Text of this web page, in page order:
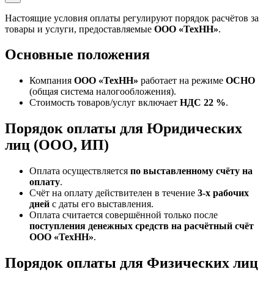
Настоящие условия оплаты регулируют порядок расчётов за
товары и услуги, предоставляемые ООО «ТехНН».
Основные положения
Компания ООО «ТехНН» работает на режиме ОСНО
(общая система налогообложения).
Стоимость товаров/услуг включает НДС 22 %.
Порядок оплаты для Юридических
лиц (ООО, ИП)
Оплата осуществляется по выставленному счёту на
оплату.
Счёт на оплату действителен в течение 3‑х рабочих
дней с даты его выставления.
Оплата считается совершённой только после
поступления денежных средств на расчётный счёт
ООО «ТехНН».
Порядок оплаты для Физических лиц